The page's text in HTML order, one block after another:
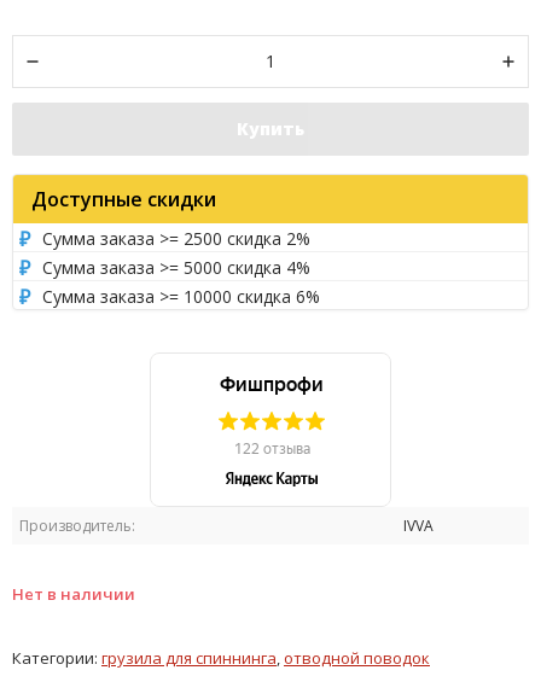
Производитель: IVVA
Нет в наличии
Купить
Доступные скидки
Сумма заказа >= 2500 скидка 2%
Сумма заказа >= 5000 скидка 4%
Сумма заказа >= 10000 скидка 6%
Категории: грузила для спиннинга отводной поводок